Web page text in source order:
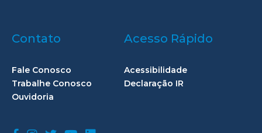
Contato
Fale Conosco
Trabalhe Conosco
Ouvidoria
Acesso Rápido
Acessibilidade
Declaração IR